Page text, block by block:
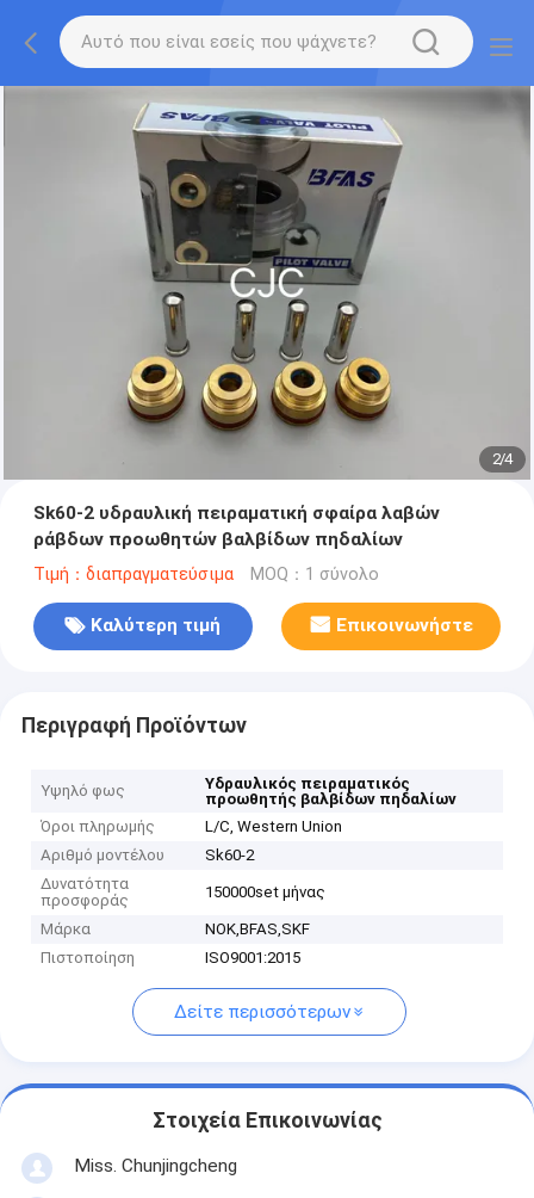
2/4
Sk60-2 υδραυλική πειραματική σφαίρα λαβών
ράβδων προωθητών βαλβίδων πηδαλίων
Τιμή：διαπραγματεύσιμα MOQ：1 σύνολο
Καλύτερη τιμή Επικοινωνήστε
Περιγραφή Προϊόντων
Υψηλό φως
Υδραυλικός πειραματικός
προωθητής βαλβίδων πηδαλίων
Όροι πληρωμής
L/C, Western Union
Αριθμό μοντέλου
Sk60-2
Δυνατότητα
προσφοράς
150000set μήνας
Μάρκα
NOK,BFAS,SKF
Πιστοποίηση
ISO9001:2015
Δείτε περισσότερων
Στοιχεία Επικοινωνίας
Miss. Chunjingcheng